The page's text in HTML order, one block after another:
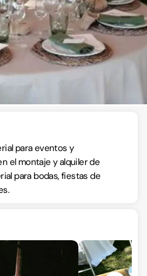
08500, Vic, Barcelona
CÓMO LLEGAR
ahora
para eventos y
el montaje y alquiler de
para bodas, fiestas de